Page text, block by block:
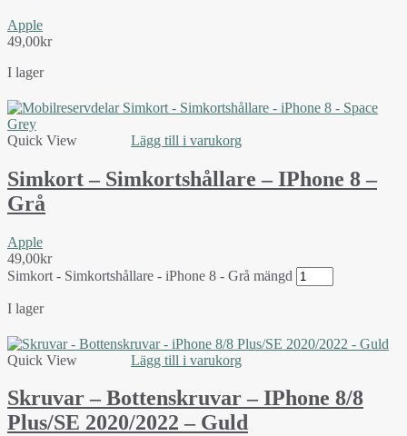
Apple
49,00kr
I lager
Quick View Lägg till i varukorg
Simkort – Simkortshållare – IPhone 8 –
Grå
Apple
49,00kr
Simkort - Simkortshållare - iPhone 8 - Grå mängd
I lager
Quick View Lägg till i varukorg
Skruvar – Bottenskruvar – IPhone 8/8
Plus/SE 2020/2022 – Guld